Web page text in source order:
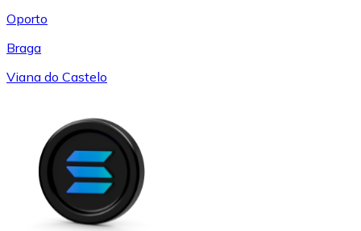
Oporto
Braga
Viana do Castelo